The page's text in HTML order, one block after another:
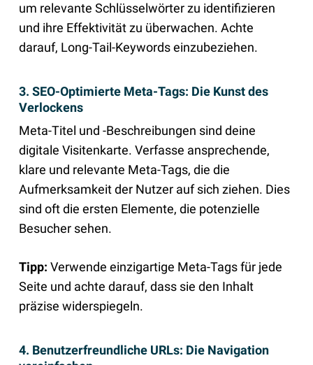
um relevante Schlüsselwörter zu identifizieren
und ihre Effektivität zu überwachen. Achte
darauf, Long-Tail-Keywords einzubeziehen.
3. SEO-Optimierte Meta-Tags: Die Kunst des
Verlockens
Meta-Titel und -Beschreibungen sind deine
digitale Visitenkarte. Verfasse ansprechende,
klare und relevante Meta-Tags, die die
Aufmerksamkeit der Nutzer auf sich ziehen. Dies
sind oft die ersten Elemente, die potenzielle
Besucher sehen.
Tipp: Verwende einzigartige Meta-Tags für jede
Seite und achte darauf, dass sie den Inhalt
präzise widerspiegeln.
4. Benutzerfreundliche URLs: Die Navigation